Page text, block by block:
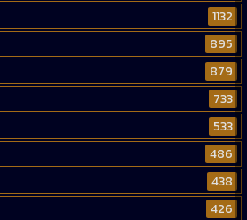
1132
895
879
733
533
486
438
426